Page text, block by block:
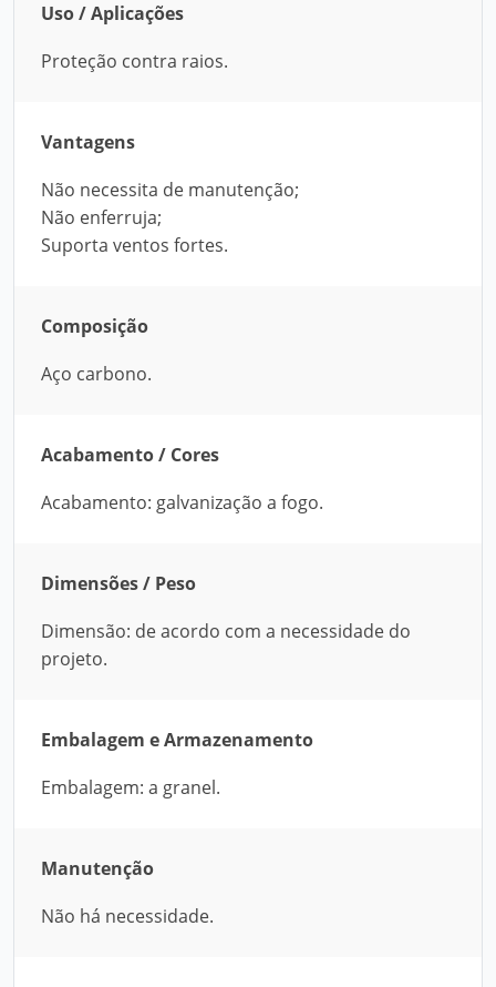
Uso / Aplicações
Proteção contra raios.
Vantagens
Não necessita de manutenção;
Não enferruja;
Suporta ventos fortes.
Composição
Aço carbono.
Acabamento / Cores
Acabamento: galvanização a fogo.
Dimensões / Peso
Dimensão: de acordo com a necessidade do
projeto.
Embalagem e Armazenamento
Embalagem: a granel.
Manutenção
Não há necessidade.